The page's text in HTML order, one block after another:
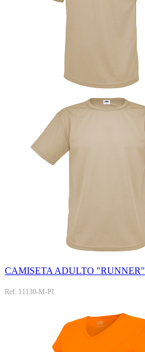
CAMISETA ADULTO "RUNNER"
Ref: 11130-M-PI